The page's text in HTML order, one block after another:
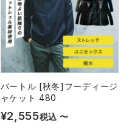
バートル [秋冬]フーディージ
ャケット 480
¥2,555税込 〜